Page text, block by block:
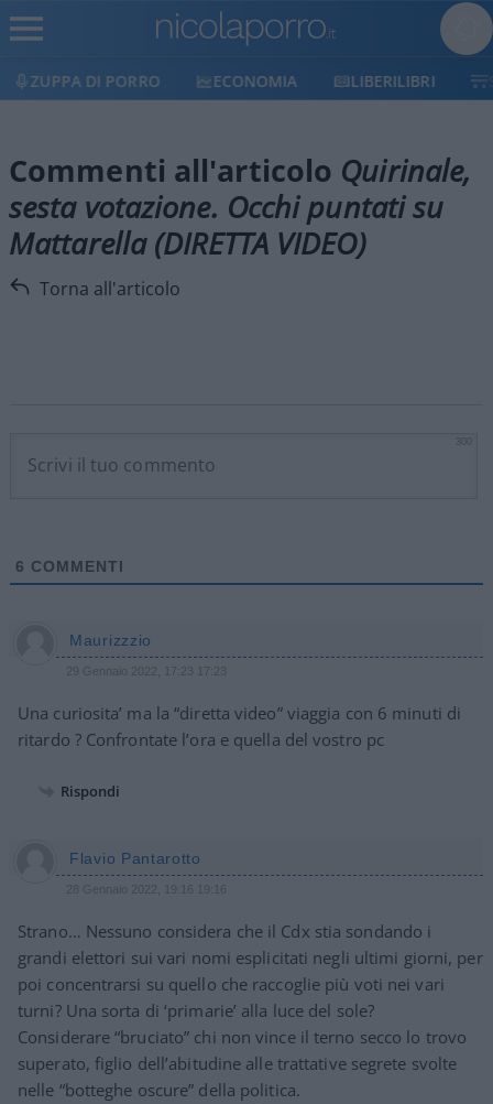
ZUPPA DI PORRO ECONOMIA LIBERILIBRI
Commenti all'articolo Quirinale,
sesta votazione. Occhi puntati su
Mattarella (DIRETTA VIDEO)
Torna all'articolo
6 COMMENTI
Maurizzzio
29 Gennaio 2022, 17:23 17:23
Una curiosita’ ma la “diretta video” viaggia con 6 minuti di
ritardo ? Confrontate l’ora e quella del vostro pc
Rispondi
Flavio Pantarotto
28 Gennaio 2022, 19:16 19:16
Strano… Nessuno considera che il Cdx stia sondando i
grandi elettori sui vari nomi esplicitati negli ultimi giorni, per
poi concentrarsi su quello che raccoglie più voti nei vari
turni? Una sorta di ‘primarie’ alla luce del sole?
Considerare “bruciato” chi non vince il terno secco lo trovo
superato, figlio dell’abitudine alle trattative segrete svolte
nelle “botteghe oscure” della politica.